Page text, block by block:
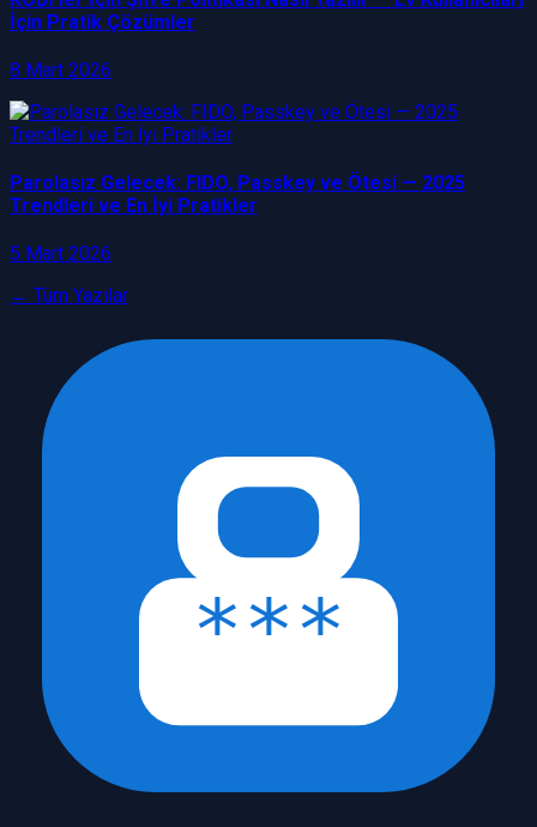
İçin Pratik Çözümler
8 Mart 2026
Parolasız Gelecek: FIDO, Passkey ve Ötesi — 2025
Trendleri ve En İyi Pratikler
5 Mart 2026
← Tüm Yazılar